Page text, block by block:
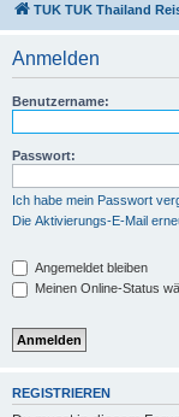
TUK TUK Thailand
Anmelden
Benutzername:
Passwort:
Ich habe mein Passwort
Die Aktivierungs-E-Mail
Angemeldet bleiben
Meinen Online-Status
REGISTRIEREN